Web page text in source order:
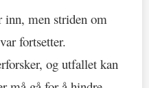
inn, men striden om
fortsetter.
og utfallet kan